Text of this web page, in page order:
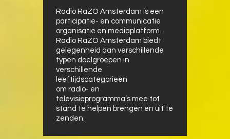
Radio RaZO Amsterdam is een
participatie- en communicatie
organisatie en mediaplatform.
Radio RaZO Amsterdam biedt
gelegenheid aan verschillende
typen doelgroepen in
verschillende
leeftijdscategorieën
om radio- en
televisieprogramma’s mee tot
stand te helpen brengen en uit te
zenden.